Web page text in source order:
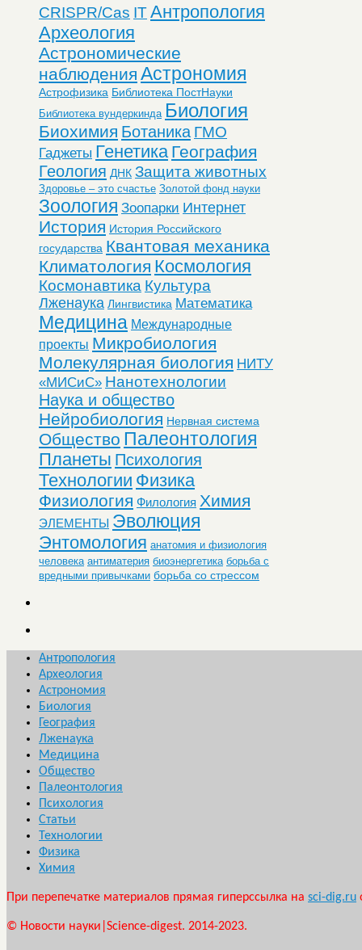
CRISPR/Cas ITАнтропология
Археология
Астрономические
наблюдения Астрономия
Астрофизика Библиотека ПостНауки
Библиотека вундеркинда Биология
Биохимия Ботаника ГМО
Гаджеты Генетика География
Геология ДНК Защита животных
Здоровье – это счастье Золотой фонд науки
Зоология Зоопарки Интернет
История История Российского
государства Квантовая механика
Климатология Космология
Космонавтика Культура
Лженаука Лингвистика Математика
Медицина Международные
проекты Микробиология
Молекулярная биология НИТУ
«МИСиС» Нанотехнологии
Наука и общество
Нейробиология Нервная система
Общество Палеонтология
Планеты Психология
Технологии Физика
Физиология Филология Химия
ЭЛЕМЕНТЫ Эволюция
Энтомология анатомия и физиология
человека антиматерия биоэнергетика борьба с
вредными привычками борьба со стрессом
Антропология
Археология
Астрономия
Биология
География
Лженаука
Медицина
Общество
Палеонтология
Психология
Статьи
Технологии
Физика
Химия
При перепечатке материалов прямая гиперссылка на sci-dig.ru
© Новости науки|Science-digest. 2014-2023.